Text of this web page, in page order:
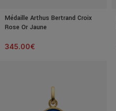
Médaille Arthus Bertrand Croix
Rose Or Jaune
345.00€